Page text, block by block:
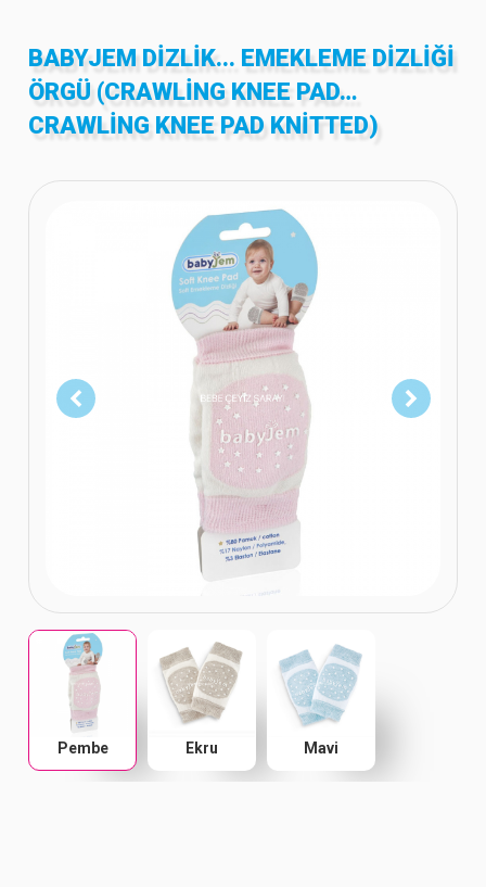
BABYJEM DIZLIK... EMEKLEME DIZLIĞI
ÖRGÜ (CRAWLING KNEE PAD…
CRAWLING KNEE PAD KNITTED)
Pembe Ekru Mavi